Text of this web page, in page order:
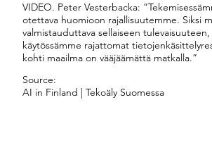
VIDEO. Peter Vesterbacka:
otettava huomioon rajallisuutemme. Siksi
valmistauduttava sellaiseen
käytössämme rajattomat
kohti maailma on vääjäämättä matkalla.”
AI in Finland | Tekoäly Suomessa
Source: